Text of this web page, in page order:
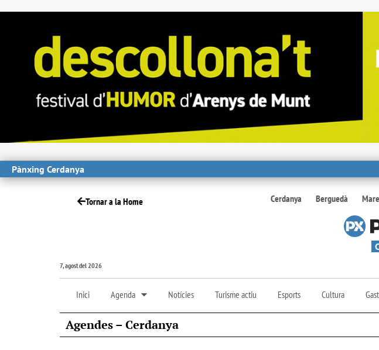
Pànxing Cerdanya
Tornar a la Home Cerdanya Berguedà
7, agost del 2026
Inici Agenda Notícies Turisme actiu Esports Cultura
Agendes – Cerdanya